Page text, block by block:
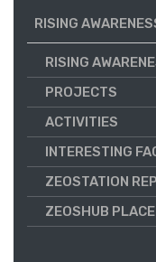
RISING
RISING
PROJECTS
ACTIVITIES
INTERESTING
ZEOSTATION
ZEOSHUB